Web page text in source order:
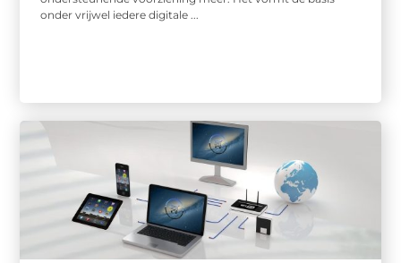
onder vrijwel iedere digitale ...